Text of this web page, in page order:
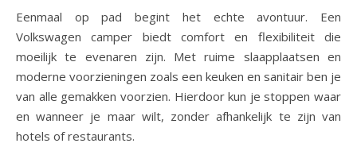
Eenmaal op pad begint het echte avontuur. Een
Volkswagen camper biedt comfort en flexibiliteit die
moeilijk te evenaren zijn. Met ruime slaapplaatsen en
moderne voorzieningen zoals een keuken en sanitair ben je
van alle gemakken voorzien. Hierdoor kun je stoppen waar
en wanneer je maar wilt, zonder afhankelijk te zijn van
hotels of restaurants.